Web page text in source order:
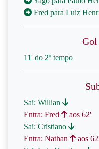
Fred para Luiz
Gol
11' do 2º tempo
Sai: Willian
Entra: Fred
aos 62'
Sai: Cristiano
Entra: Nathan
aos